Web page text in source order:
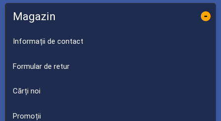
Magazin -
Informații de contact
Formular de retur
Cărți noi
Promoții